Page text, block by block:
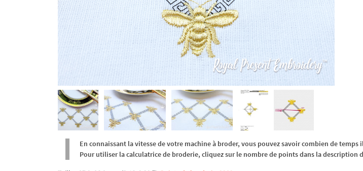
En connaissant la vitesse de votre machine à broder, vous pouvez savoir combien de
Pour utiliser la calculatrice de broderie, cliquez sur le nombre de points dans la description